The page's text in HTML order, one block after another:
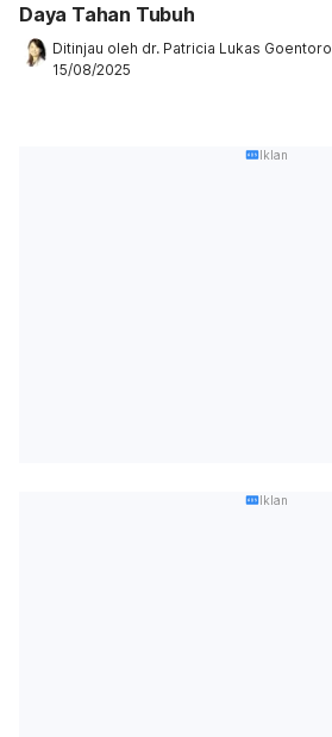
Daya Tahan Tubuh
Ditinjau oleh dr. Patricia Lukas Goentoro
15/08/2025
Iklan
Iklan